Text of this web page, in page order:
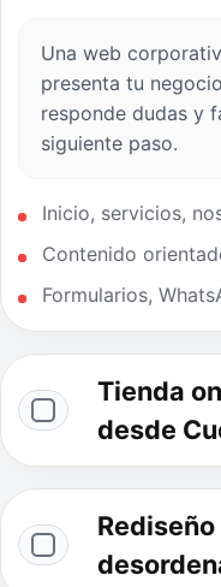
Una web
presenta tu
responde dudas y
siguiente paso.
Inicio, servicios,
Contenido
Formularios,
Tienda
desde